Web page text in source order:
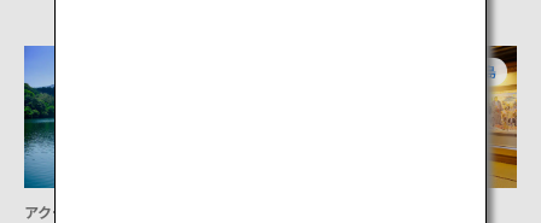
アクティビティ
鹿児島